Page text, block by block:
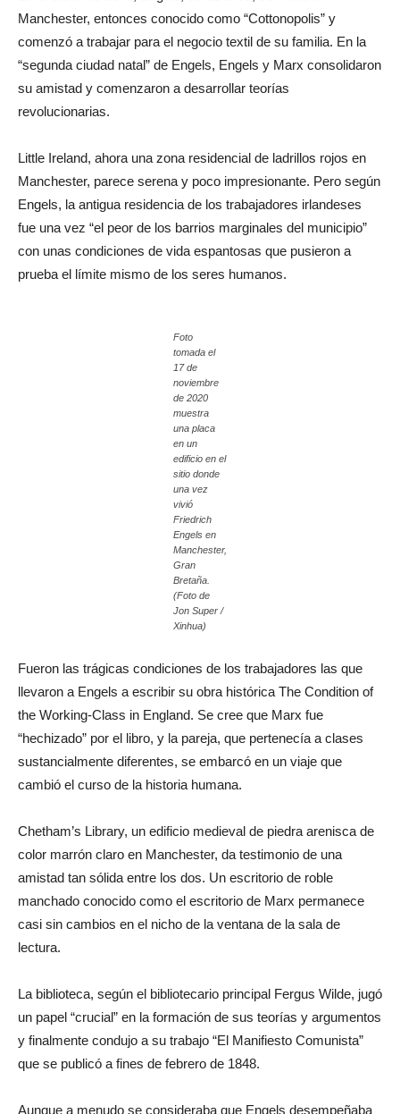
Manchester, entonces conocido como “Cottonopolis” y
comenzó a trabajar para el negocio textil de su familia. En la
“segunda ciudad natal” de Engels, Engels y Marx consolidaron
su amistad y comenzaron a desarrollar teorías
revolucionarias.
Little Ireland, ahora una zona residencial de ladrillos rojos en
Manchester, parece serena y poco impresionante. Pero según
Engels, la antigua residencia de los trabajadores irlandeses
fue una vez “el peor de los barrios marginales del municipio”
con unas condiciones de vida espantosas que pusieron a
prueba el límite mismo de los seres humanos.
Foto
tomada el
17 de
noviembre
de 2020
muestra
una placa
en un
edificio en el
sitio donde
una vez
vivió
Friedrich
Engels en
Manchester,
Gran
Bretaña.
(Foto de
Jon Super /
Xinhua)
Fueron las trágicas condiciones de los trabajadores las que
llevaron a Engels a escribir su obra histórica The Condition of
the Working-Class in England. Se cree que Marx fue
“hechizado” por el libro, y la pareja, que pertenecía a clases
sustancialmente diferentes, se embarcó en un viaje que
cambió el curso de la historia humana.
Chetham’s Library, un edificio medieval de piedra arenisca de
color marrón claro en Manchester, da testimonio de una
amistad tan sólida entre los dos. Un escritorio de roble
manchado conocido como el escritorio de Marx permanece
casi sin cambios en el nicho de la ventana de la sala de
lectura.
La biblioteca, según el bibliotecario principal Fergus Wilde, jugó
un papel “crucial” en la formación de sus teorías y argumentos
y finalmente condujo a su trabajo “El Manifiesto Comunista”
que se publicó a fines de febrero de 1848.
Aunque a menudo se consideraba que Engels desempeñaba